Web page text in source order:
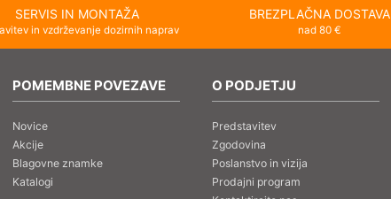
SERVIS IN MONTAŽA
in vzdrževanje dozirnih naprav
BREZPLAČNA DOSTAVA
nad 80 €
POMEMBNE POVEZAVE
Novice
Akcije
Blagovne znamke
Katalogi
O PODJETJU
Predstavitev
Zgodovina
Poslanstvo in vizija
Prodajni program